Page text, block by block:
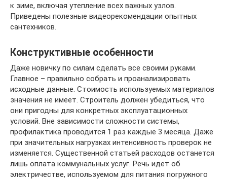
к зиме, включая утепление всех важных узлов.
Приведены полезные видеорекомендации опытных
сантехников.
Конструктивные особенности
Даже новичку по силам сделать все своими руками.
Главное – правильно собрать и проанализировать
исходные данные. Стоимость используемых материалов
значения не имеет. Строитель должен убедиться, что
они пригодны для конкретных эксплуатационных
условий. Вне зависимости сложности системы,
профилактика проводится 1 раз каждые 3 месяца. Даже
при значительных нагрузках интенсивность проверок не
изменяется. Существенной статьей расходов останется
лишь оплата коммунальных услуг. Речь идет об
электричестве, используемом для питания погружного